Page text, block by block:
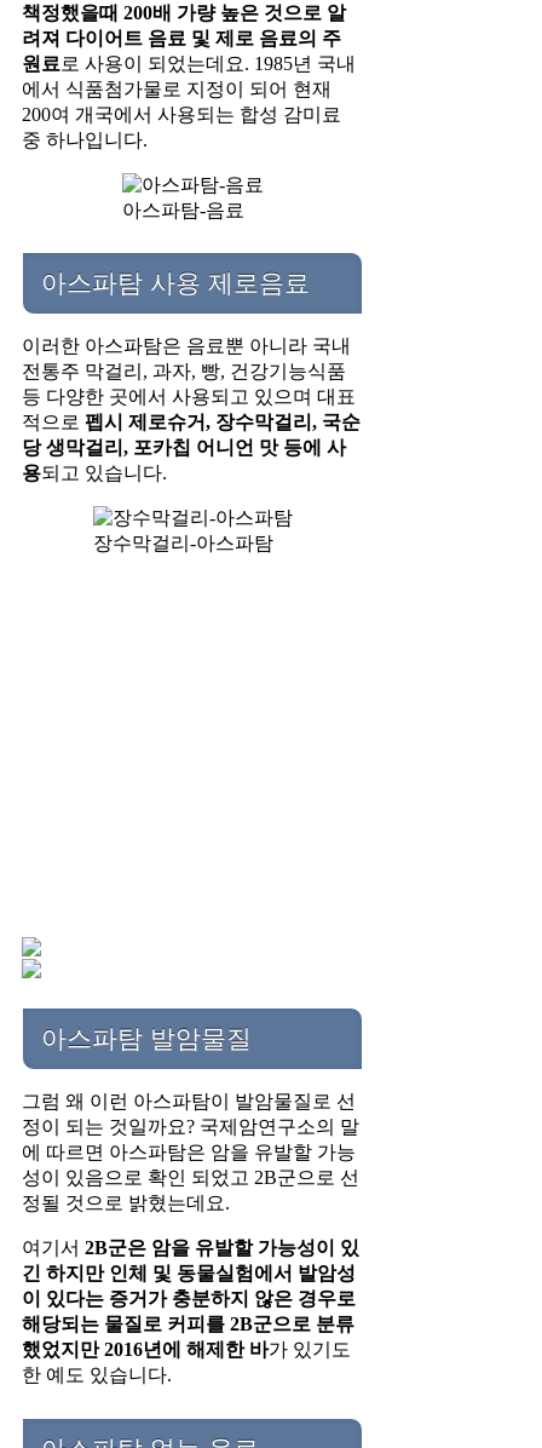
책정했을때 200배 가량 높은 것으로 알
려져 다이어트 음료 및 제로 음료의 주
원료 로 사용이 되었는데요. 1985년 국내
에서 식품첨가물로 지정이 되어 현재
200여 개국에서 사용되는 합성 감미료
중 하나입니다.
아스파탐-음료
아스파탐 사용 제로음료
이러한 아스파탐은 음료뿐 아니라 국내
전통주 막걸리, 과자, 빵, 건강기능식품
등 다양한 곳에서 사용되고 있으며 대표
적으로 펩시 제로슈거, 장수막걸리, 국순
당 생막걸리, 포카칩 어니언 맛 등에 사
용되고 있습니다.
장수막걸리-아스파탐
아스파탐 발암물질
그럼 왜 이런 아스파탐이 발암물질로 선
정이 되는 것일까요? 국제암연구소의 말
에 따르면 아스파탐은 암을 유발할 가능
성이 있음으로 확인 되었고 2B군으로 선
정될 것으로 밝혔는데요.
여기서 2B군은 암을 유발할 가능성이 있
긴 하지만 인체 및 동물실험에서 발암성
이 있다는 증거가 충분하지 않은 경우로
해당되는 물질로 커피를 2B군으로 분류
했었지만 2016년에 해제한 바가 있기도
한 예도 있습니다.